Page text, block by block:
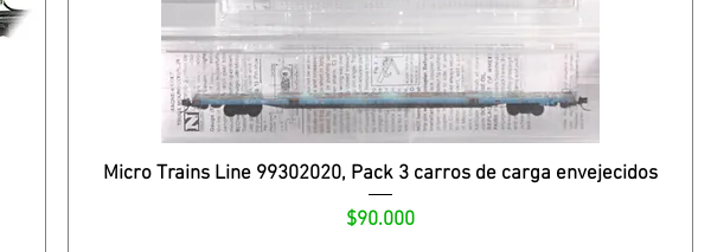
Micro Trains Line 99302020, Pack 3 carros de carga envejecidos
Precio
$90.000